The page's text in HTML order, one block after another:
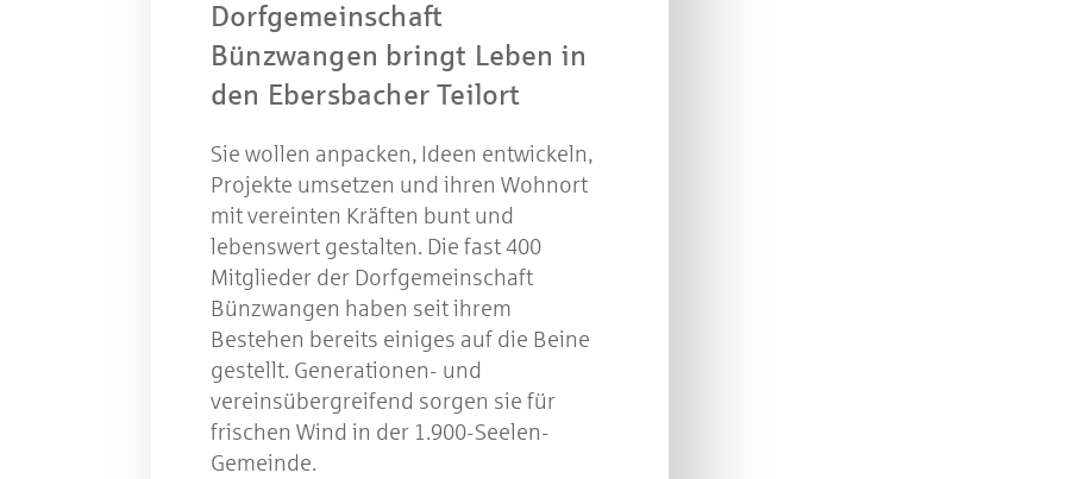
Dorfgemeinschaft
Bünzwangen bringt Leben in
den Ebersbacher Teilort
Sie wollen anpacken, Ideen entwickeln,
Projekte umsetzen und ihren Wohnort
mit vereinten Kräften bunt und
lebenswert gestalten. Die fast 400
Mitglieder der Dorfgemeinschaft
Bünzwangen haben seit ihrem
Bestehen bereits einiges auf die Beine
gestellt. Generationen- und
vereinsübergreifend sorgen sie für
frischen Wind in der 1.900-Seelen-
Gemeinde.